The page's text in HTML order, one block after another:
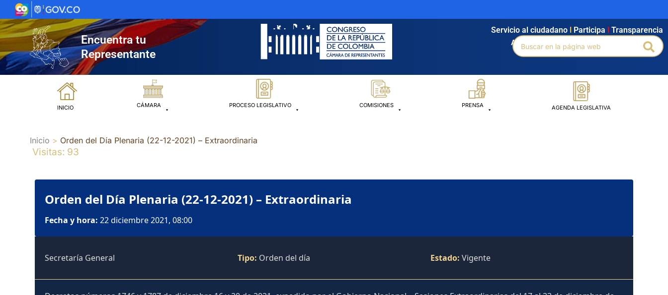
al
contenido
Encuentra tu
Representante
Agendamiento Intranet Búsqueda avanzada
Servicio al ciudadano Participa Transparencia
Buscar
por:
INICIO CÁMARA PROCESO LEGISLATIVO COMISIONES PRENSA AGENDA LEGISLATIVA
Inicio Orden del Día Plenaria (22-12-2021) – Extraordinaria
Visitas: 93
Orden del Día Plenaria (22-12-2021) – Extraordinaria
Fecha y hora: 22 diciembre 2021, 08:00
Secretaría General Tipo: Orden del día Estado: Vigente